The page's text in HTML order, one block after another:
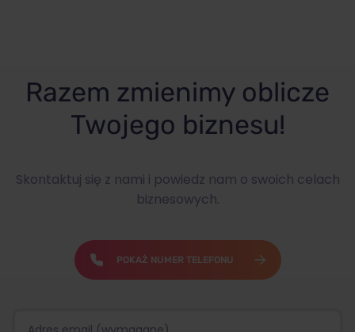
Razem zmienimy oblicze
Twojego biznesu!
Skontaktuj się z nami i powiedz nam o swoich celach
biznesowych.
POKAŻ NUMER TELEFONU